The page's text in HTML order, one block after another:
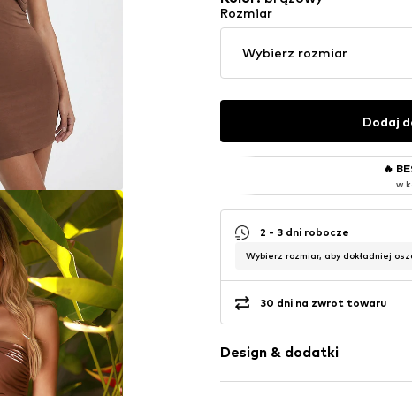
Rozmiar
Wybierz rozmiar
Dodaj
🔥
w
2 - 3 dni robocze
Wybierz rozmiar, aby dokładniej
30 dni na zwrot towaru
Design & dodatki